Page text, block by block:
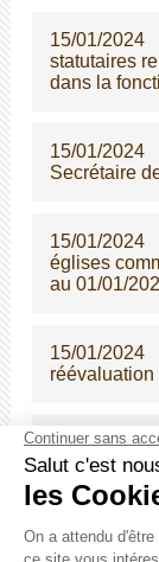
15/01/2024
statutaires
dans la
15/01/2024
Secrétaire
15/01/2024
églises
au 01/01/
15/01/2024
02/01/2024
2023 sur
12/12/2023
de Mairie 61